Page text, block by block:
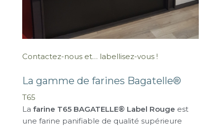
Contactez-nous et… labellisez-vous !
La gamme de farines Bagatelle®
T65
La farine T65 BAGATELLE® Label Rouge est
une farine panifiable de qualité supérieure